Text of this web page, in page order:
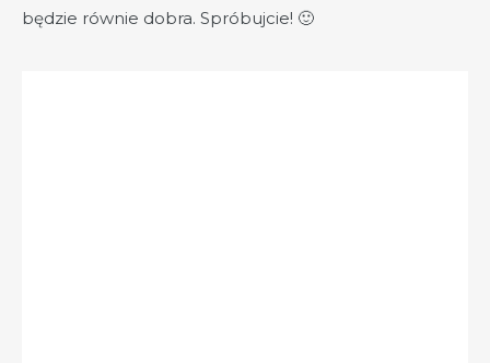
będzie równie dobra. Spróbujcie! 🙂